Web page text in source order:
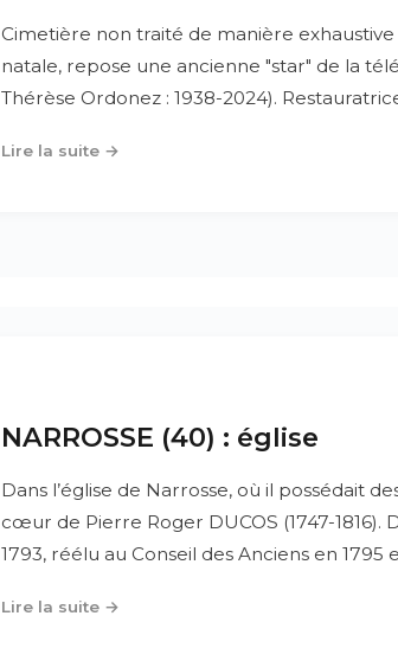
Cimetière non traité de manière exhaustive
natale, repose une ancienne "star" de la
Thérèse Ordonez : 1938-2024).
Lire la suite →
NARROSSE (40) : église
Dans l’église de Narrosse, où il possédait
cœur de Pierre Roger DUCOS (1747-1816).
1793, réélu au Conseil des Anciens en 1795
Lire la suite →